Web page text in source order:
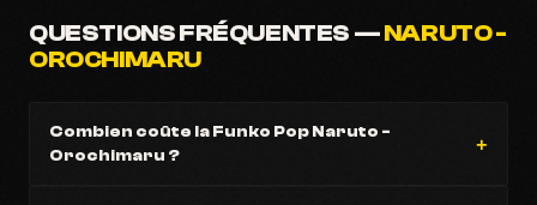
QUESTIONS FRÉQUENTES —NARUTO -
OROCHIMARU
Combien coûte la Funko Pop Naruto -
Orochimaru ?